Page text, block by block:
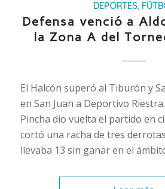
DEPORTES,
Defensa venció a
la Zona A del
El Halcón superó al Tiburón y
en San Juan a Deportivo
Pincha dio vuelta el partido en
cortó una racha de tres
llevaba 13 sin ganar en el